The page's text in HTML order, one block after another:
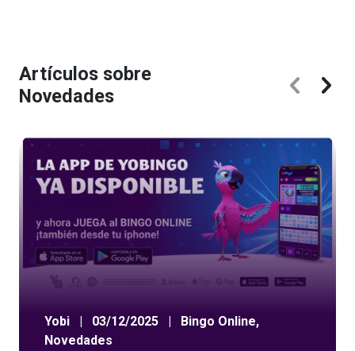
Artículos sobre
Novedades
Yobi | 03/12/2025 | Bingo Online,
Novedades